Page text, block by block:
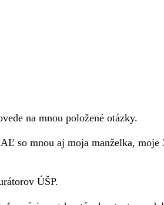
na mnou položené otázky.
so mnou aj moja manželka, moje
ÚŠP.